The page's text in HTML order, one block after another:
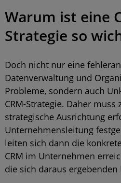
Warum ist eine
Strategie so
Doch nicht nur eine
Datenverwaltung und
Probleme, sondern auch
CRM-Strategie. Daher muss
strategische Ausrichtung
Unternehmensleitung
leiten sich dann die
CRM im Unternehmen
die sich daraus